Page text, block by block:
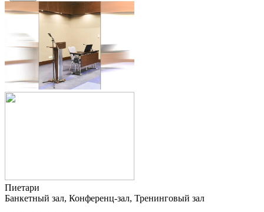
Пиетари
Банкетный зал, Конференц-зал, Тренинговый зал